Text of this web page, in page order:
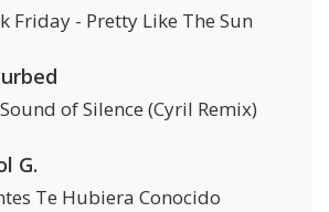
Friday - Pretty Like The Sun
of Silence (Cyril Remix)
G.
Te Hubiera Conocido